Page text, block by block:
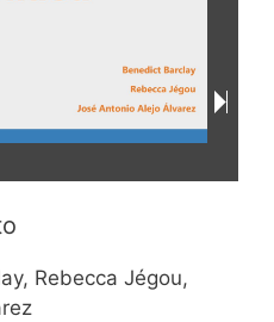
Rebecca Jégou,